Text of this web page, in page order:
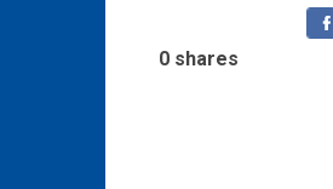
0 shares